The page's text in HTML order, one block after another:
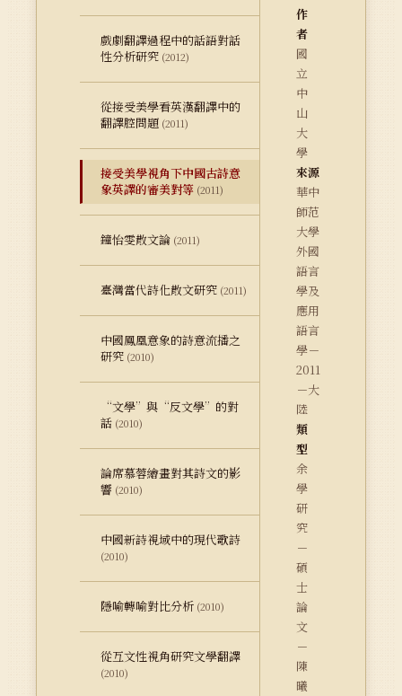
戲劇翻譯過程中的話語對話
性分析研究 (2012)
從接受美學看英漢翻譯中的
翻譯腔問題 (2011)
接受美學視角下中國古詩意
象英譯的審美對等 (2011)
鐘怡雯散文論 (2011)
臺灣當代詩化散文研究 (2011)
中國鳳凰意象的詩意流播之
研究 (2010)
“文學”與“反文學”的對
話 (2010)
論席慕蓉繪畫對其詩文的影
響 (2010)
中國新詩視域中的現代歌詩
(2010)
隱喻轉喻對比分析 (2010)
從互文性視角研究文學翻譯
(2010)
作
者
國
立
中
山
大
學
來源
華中
師范
大學
外國
語言
學及
應用
語言
學－
2011
－大
陸
類
型
余
學
研
究
－
碩
士
論
文
－
陳
曦